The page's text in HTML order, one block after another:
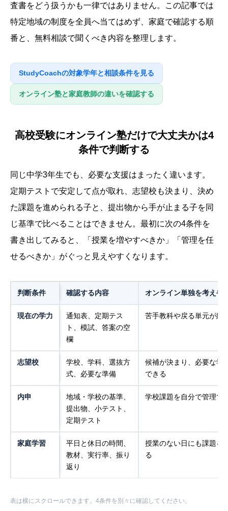
査書をどう扱うかも一律ではありません。この記事では
特定地域の制度を全員へ当てはめず、家庭で確認する順
番と、無料相談で聞くべき内容を整理します。
StudyCoachの対象学年と相談条件を見る
オンライン塾と家庭教師の違いを確認する
高校受験にオンライン塾だけで大丈夫かは4
条件で判断する
同じ中学3年生でも、必要な支援はまったく違います。
定期テストで安定して点が取れ、志望校も決まり、決め
た課題を進められる子と、提出物から手が止まる子を同
じ基準で比べることはできません。最初に次の4条件を
書き出してみると、「授業を増やすべきか」「管理を任
せるべきか」がぐっと見えやすくなります。
判断条件 確認する内容 オンライン単独を考えや
現在の学力
通知表、定期テス
ト、模試、答案の空
欄
苦手教科や戻る単元が絞
志望校
学校、学科、選抜方
式、必要な準備
候補が決まり、必要な学
できる
内申
地域・学校の基準、
提出物、小テスト、
定期テスト
学校課題を自分で管理で
家庭学習
平日と休日の時間、
教材、実行率、振り
返り
授業のない日にも課題を
る
表は横にスクロールできます。4条件を別々に確認してください。